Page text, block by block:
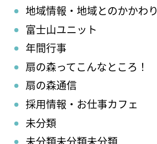
地域情報・地域とのかかわり
富士山ユニット
年間行事
扇の森ってこんなところ！
扇の森通信
採用情報・お仕事カフェ
未分類